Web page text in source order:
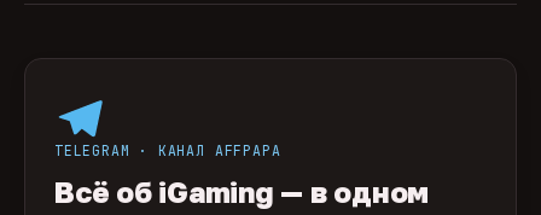
TELEGRAM · КАНАЛ AFFPAPA
Всё об iGaming — в одном